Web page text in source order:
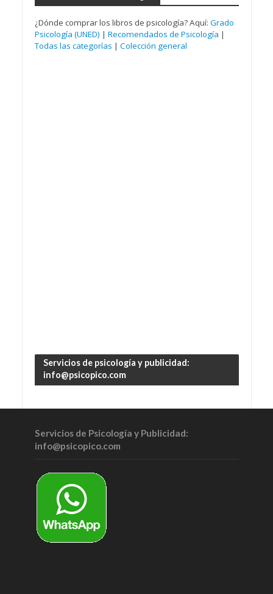
¿Dónde comprar los libros de psicología? Aquí: Grado
Psicología (UNED) | Recomendados de Psicología |
Todas las categorías | Colección general
Servicios de psicología y publicidad:
info@psicopico.com
Servicios de Psicología y Publicidad:
info@psicopico.com